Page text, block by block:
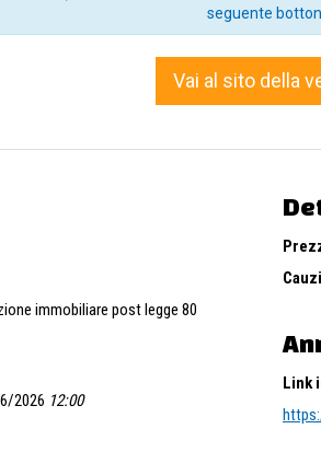
seguente
Vai al sito della
immobiliare post legge 80
2026 12:00
Link